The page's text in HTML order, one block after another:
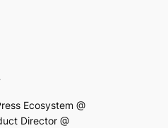
Ecosystem @
Director @